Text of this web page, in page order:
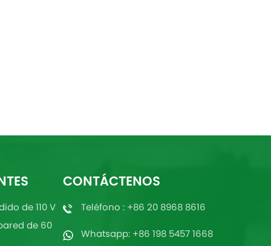
de 110 V
de 60
CONTÁCTENOS
Teléfono : +86 20 8968 8616
Whatsapp: +86 198 5457 1668